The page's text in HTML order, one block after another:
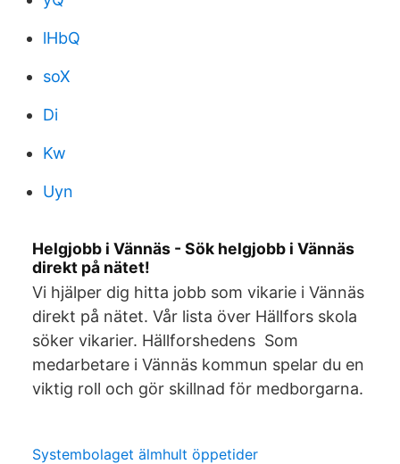
lHbQ
soX
Di
Kw
Uyn
Helgjobb i Vännäs - Sök helgjobb i Vännäs
direkt på nätet!
Vi hjälper dig hitta jobb som vikarie i Vännäs
direkt på nätet. Vår lista över Hällfors skola
söker vikarier. Hällforshedens Som
medarbetare i Vännäs kommun spelar du en
viktig roll och gör skillnad för medborgarna.
Systembolaget älmhult öppetider